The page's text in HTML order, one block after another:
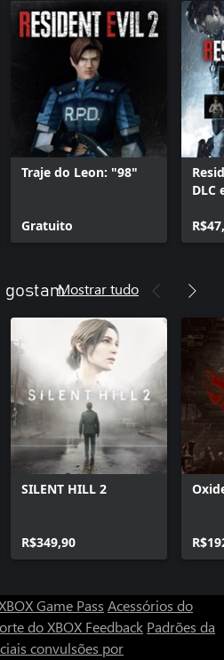
Traje do Leon: "98"
Gratuito
DLC
gostamMostrar tudo
SILENT HILL 2
R$349,90
Game Pass Acessórios do
do XBOX Feedback Padrões da
convulsões por